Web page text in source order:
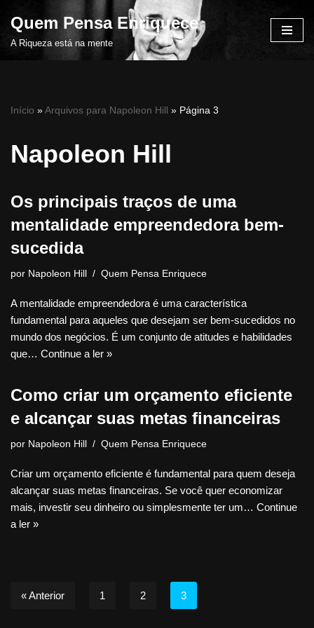
Pular
Quem Pensa Enriquece
A Riqueza está na mente
Início »Arquivos para Napoleon Hill » Página 3
Napoleon Hill
Os principais traços de uma
mentalidade empreendedora bem-
sucedida
por Napoleon Hill Quem Pensa Enriquece
A mentalidade empreendedora é uma característica
fundamental para aqueles que desejam ser bem-sucedidos no
mundo dos negócios. É um conjunto de atitudes e habilidades
que… Continue a ler »
Como criar um orçamento eficiente
e alcançar suas metas financeiras
por Napoleon Hill Quem Pensa Enriquece
Criar um orçamento eficiente é fundamental para quem deseja
alcançar suas metas financeiras. Se você quer economizar
mais, investir seu dinheiro ou simplesmente ter um… Continue
a ler »
« Anterior 1 2 3